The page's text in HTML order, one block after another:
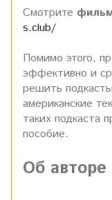
Смотрите
s.club/
Помимо этого,
эффективно и
решить
американские
таких подкаста
пособие.
Об авторе